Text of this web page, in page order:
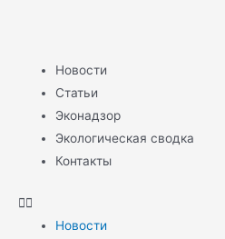
Новости
Статьи
Эконадзор
Экологическая сводка
Контакты
Новости